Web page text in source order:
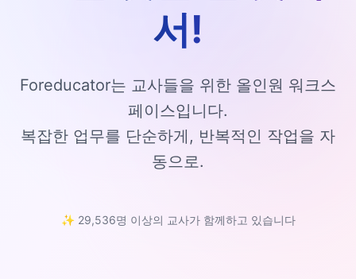
서!
Foreducator는 교사들을 위한 올인원 워크스
페이스입니다.
복잡한 업무를 단순하게, 반복적인 작업을 자
동으로.
✨ 29,536명 이상의 교사가 함께하고 있습니다